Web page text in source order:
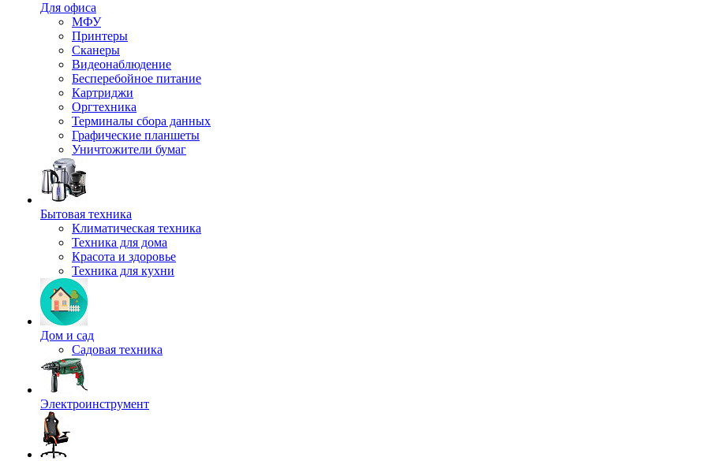
Для офиса
МФУ
Принтеры
Сканеры
Видеонаблюдение
Бесперебойное питание
Картриджи
Оргтехника
Терминалы сбора данных
Графические планшеты
Уничтожители бумаг
Бытовая техника
Климатическая техника
Техника для дома
Красота и здоровье
Техника для кухни
Дом и сад
Садовая техника
Электроинструмент